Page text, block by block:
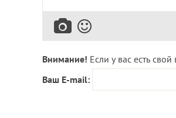
Внимание! Если у вас есть
Ваш E-mail: